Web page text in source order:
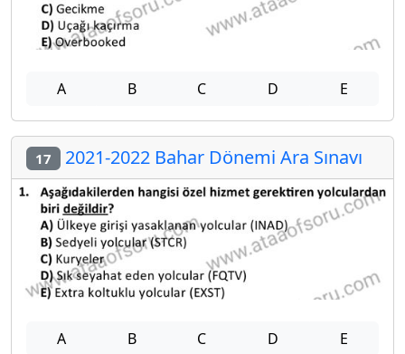
A B C D E
17 2021-2022 Bahar Dönemi Ara Sınavı
A B C D E